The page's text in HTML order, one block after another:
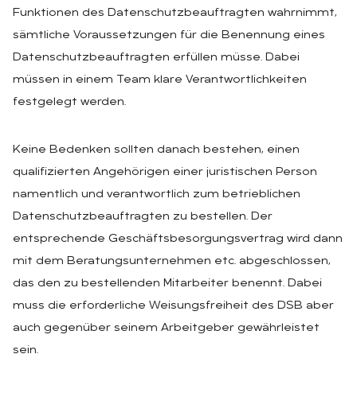
Funktionen des Datenschutzbeauftragten wahrnimmt,
sämtliche Voraussetzungen für die Benennung eines
Datenschutzbeauftragten erfüllen müsse. Dabei
müssen in einem Team klare Verantwortlichkeiten
festgelegt werden.
Keine Bedenken sollten danach bestehen, einen
qualifizierten Angehörigen einer juristischen Person
namentlich und verantwortlich zum betrieblichen
Datenschutzbeauftragten zu bestellen. Der
entsprechende Geschäftsbesorgungsvertrag wird dann
mit dem Beratungsunternehmen etc. abgeschlossen,
das den zu bestellenden Mitarbeiter benennt. Dabei
muss die erforderliche Weisungsfreiheit des DSB aber
auch gegenüber seinem Arbeitgeber gewährleistet
sein.